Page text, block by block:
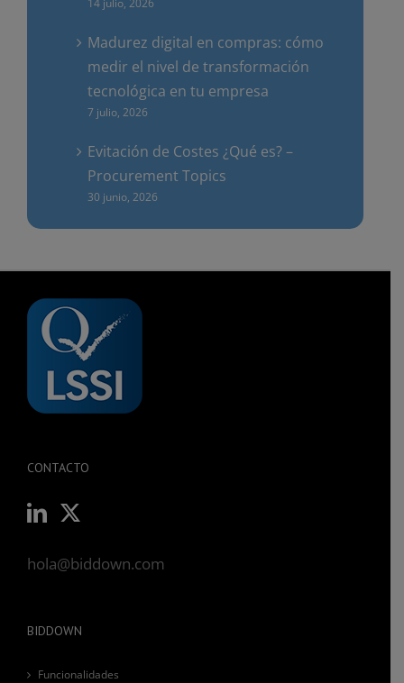
Madurez digital en compras: cómo
medir el nivel de transformación
tecnológica en tu empresa
7 julio, 2026
Evitación de Costes ¿Qué es? –
Procurement Topics
30 junio, 2026
CONTACTO
hola@biddown.com
BIDDOWN
Funcionalidades